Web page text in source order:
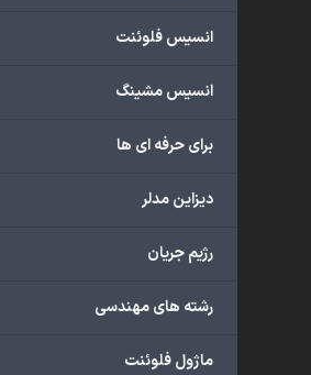
انسیس فلوئنت
انسیس مشینگ
برای حرفه ای ها
دیزاین مدلر
رژیم جریان
رشته های مهندسی
ماژول فلوئنت